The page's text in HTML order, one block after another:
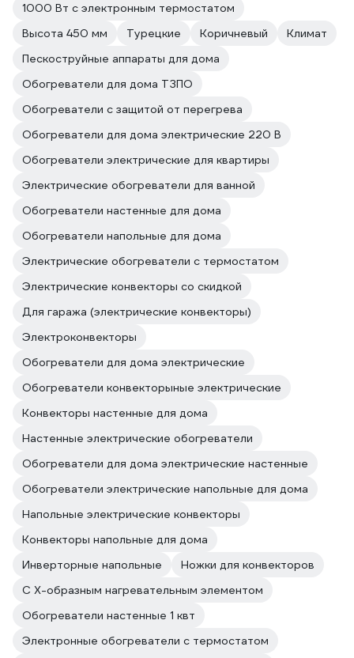
1000 Вт с электронным термостатом
Высота 450 мм
Турецкие Коричневый
Климат
Пескоструйные аппараты для дома
Обогреватели для дома ТЗПО
Обогреватели с защитой от перегрева
Обогреватели для дома электрические 220 В
Обогреватели электрические для квартиры
Электрические обогреватели для ванной
Обогреватели настенные для дома
Обогреватели напольные для дома
Электрические обогреватели с термостатом
Электрические конвекторы со скидкой
Для гаража (электрические конвекторы)
Электроконвекторы
Обогреватели для дома электрические
Обогреватели конвекторыные электрические
Конвекторы настенные для дома
Настенные электрические обогреватели
Обогреватели для дома электрические настенные
Обогреватели электрические напольные для дома
Напольные электрические конвекторы
Конвекторы напольные для дома
Инверторные напольные
Ножки для конвекторов
С Х-образным нагревательным элементом
Обогреватели настенные 1 квт
Электронные обогреватели с термостатом